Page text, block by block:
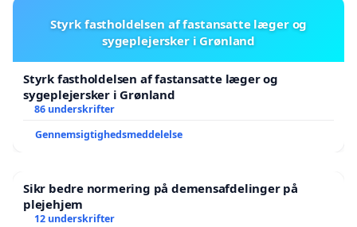
Styrk fastholdelsen af fastansatte læger og
sygeplejersker i Grønland
Styrk fastholdelsen af fastansatte læger og
sygeplejersker i Grønland
86 underskrifter
Gennemsigtighedsmeddelelse
Sikr bedre normering på demensafdelinger på
plejehjem
12 underskrifter